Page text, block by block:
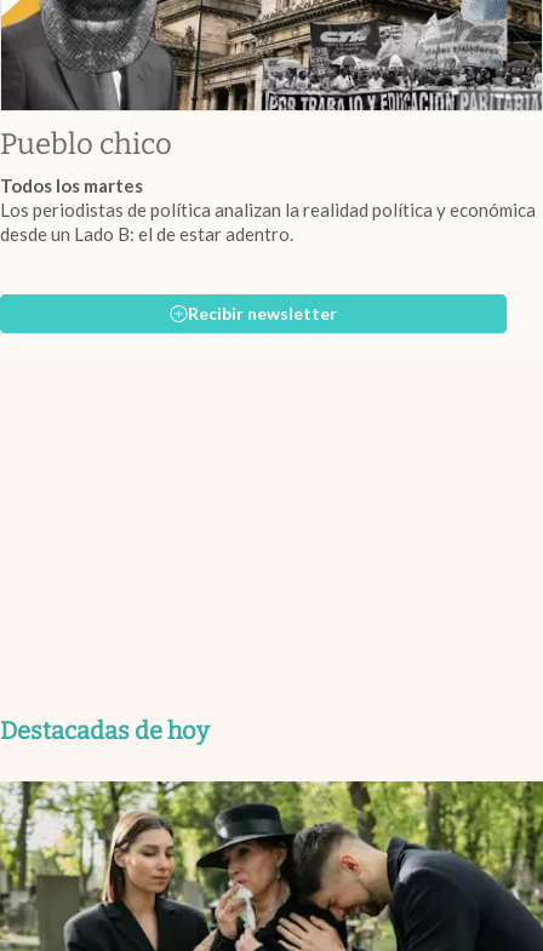
Pueblo chico
Todos los martes
Los periodistas de política analizan la realidad política y económica
desde un Lado B: el de estar adentro.
Recibir newsletter
Destacadas de hoy